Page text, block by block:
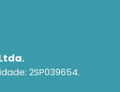
2SP039654.